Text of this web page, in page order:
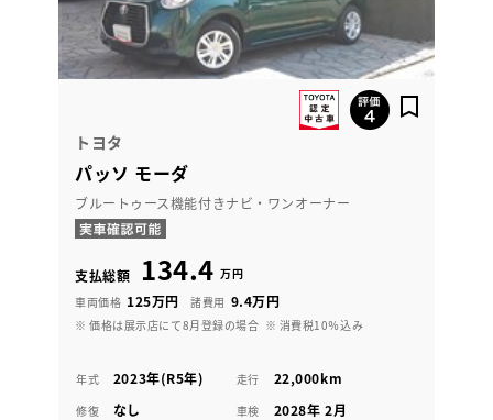
トヨタ
パッソ モーダ
ブルートゥース機能付きナビ・ワンオーナー
支払総額 134.4 万円
車両価格 125万円 諸費用 9.4万円
※ 価格は展示店にて8月登録の場合 ※ 消費税10％込み
年式 2023年(R5年) 走行 22,000km
修復 なし 車検 2028年 2月